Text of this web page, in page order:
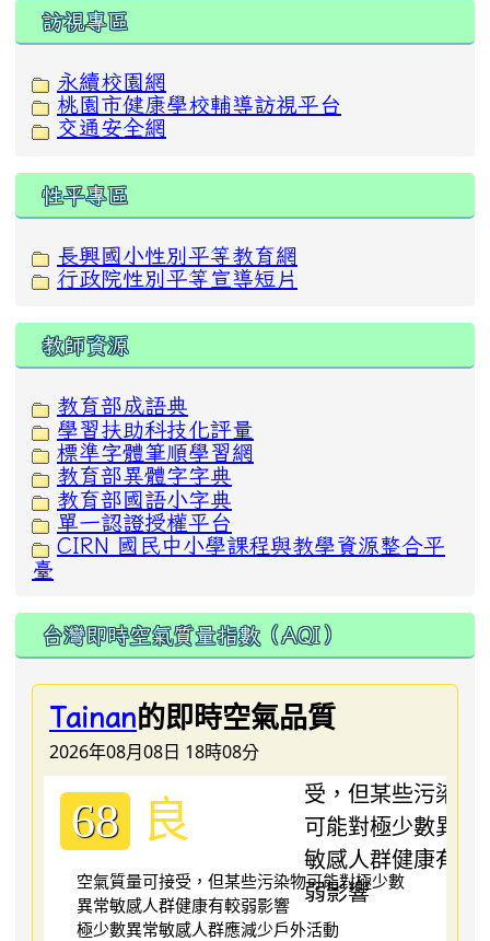
訪視專區
永續校園網
桃園市健康學校輔導訪視平台
交通安全網
性平專區
長興國小性別平等教育網
行政院性別平等宣導短片
教師資源
教育部成語典
學習扶助科技化評量
標準字體筆順學習網
教育部異體字字典
教育部國語小字典
單一認證授權平台
CIRN 國民中小學課程與教學資源整合平
臺
台灣即時空氣質量指數（AQI）
Tainan的即時空氣品質
2026年08月08日 18時08分
68 良
空氣質量可接受，但某些污染物可能對極少數
異常敏感人群健康有較弱影響
極少數異常敏感人群應減少戶外活動